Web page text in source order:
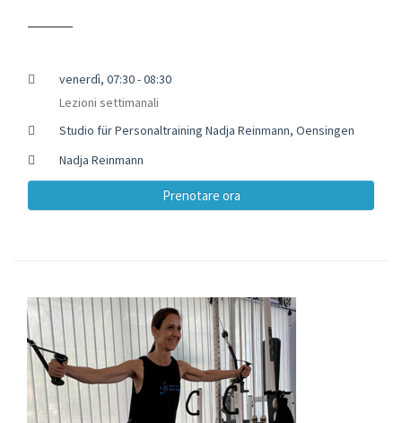
venerdì, 07:30 - 08:30
Lezioni settimanali
Studio für Personaltraining Nadja Reinmann, Oensingen
Nadja Reinmann
Prenotare ora